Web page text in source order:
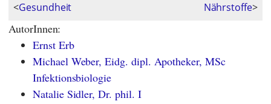
<Gesundheit Nährstoffe>
AutorInnen:
Ernst Erb
Michael Weber, Eidg. dipl. Apotheker, MSc
Infektionsbiologie
Natalie Sidler, Dr. phil. I